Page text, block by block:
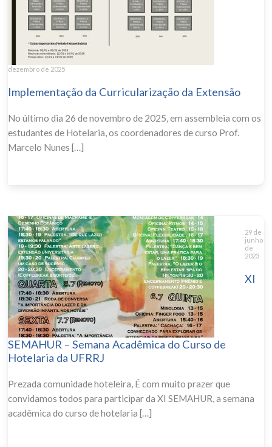
dezembro de 2025
Implementação da Curricularização da Extensão
No último dia 26 de novembro de 2025, em assembleia com os
estudantes de Hotelaria, os coordenadores de curso Prof.
Marcelo Nunes […]
29 de
junho
de
2023
XI
SEMAHUR – Semana Acadêmica do Curso de
Hotelaria da UFRRJ
Prezada comunidade hoteleira, É com muito prazer que
convidamos todos para participar da XI SEMAHUR, a semana
acadêmica do curso de hotelaria […]